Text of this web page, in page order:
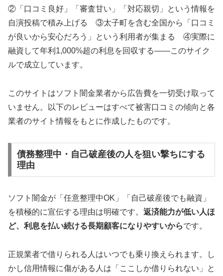
②「口コミ良好」「審査甘い」「対応親切」という情報を
自演投稿で積み上げる ③太子町を含む全国から「口コミ
が良いから安心だろう」という利用者が集まる ④実際に
融資して年利1,000%超の利息を回収する——このサイク
ルで成立しています。
このサイトはソフト闇金業者から広告費を一切受け取って
いません。以下のレビューはすべて被害口コミの傾向と各
業者のサイト情報をもとに作成したものです。
債務整理中・自己破産後の人を狙い撃ちにする
理由
ソフト闇金が「任意整理中OK」「自己破産後でも融資」
を積極的に宣伝する理由は明確です。 返済能力が低い人ほ
ど、利息を払い続ける長期顧客になりやすいからです。
正規業者で借りられる人はいつでも乗り換えられます。し
かし信用情報に傷がある人は「ここしか借りられない」と